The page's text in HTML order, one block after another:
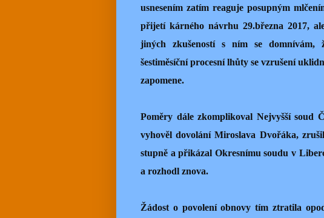
usnesením zatím reaguje posupným
přijetí kárného návrhu 29.března 2017,
jiných zkušeností s ním se domnívám,
šestiměsíční procesní lhůty se vzrušení
zapomene.
Poměry dále zkomplikoval Nejvyšší soud
vyhověl dovolání Miroslava Dvořáka,
stupně a přikázal Okresnímu soudu v
a rozhodl znova.
Žádost o povolení obnovy tím ztratila